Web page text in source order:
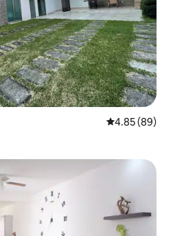
平均评分 4.85
4.85 (89)